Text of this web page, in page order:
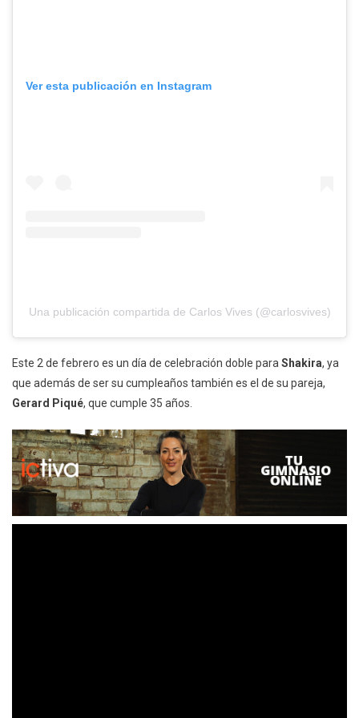
Ver esta publicación en Instagram
Una publicación compartida de Carlos Vives (@carlosvives)
Este 2 de febrero es un día de celebración doble para Shakira, ya
que además de ser su cumpleaños también es el de su pareja,
Gerard Piqué, que cumple 35 años.